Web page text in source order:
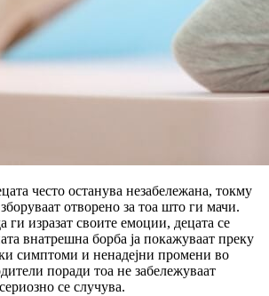
често останува незабележана, токму
отворено за тоа што ги мачи.
ги изразат своите емоции, децата се
внатрешна борба ја покажуваат преку
симптоми и ненадејни промени во
поради тоа не забележуваат
се случува.